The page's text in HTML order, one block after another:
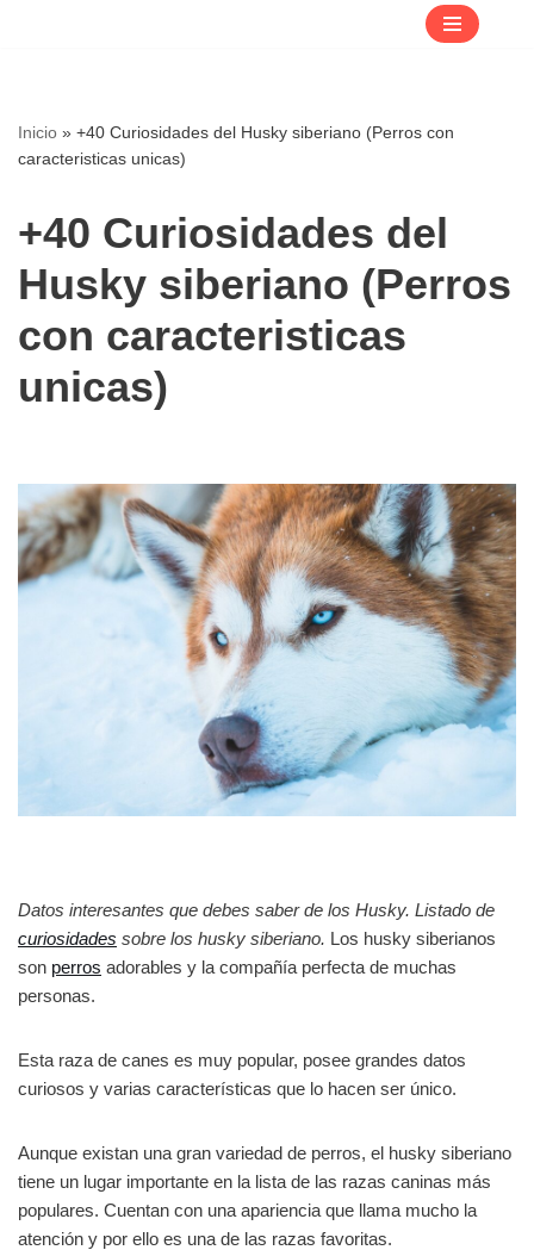
Inicio » +40 Curiosidades del Husky siberiano (Perros con
caracteristicas unicas)
+40 Curiosidades del
Husky siberiano (Perros
con caracteristicas
unicas)
Datos interesantes que debes saber de los Husky. Listado de
curiosidades sobre los husky siberiano. Los husky siberianos
son perros adorables y la compañía perfecta de muchas
personas.
Esta raza de canes es muy popular, posee grandes datos
curiosos y varias características que lo hacen ser único.
Aunque existan una gran variedad de perros, el husky siberiano
tiene un lugar importante en la lista de las razas caninas más
populares. Cuentan con una apariencia que llama mucho la
atención y por ello es una de las razas favoritas.